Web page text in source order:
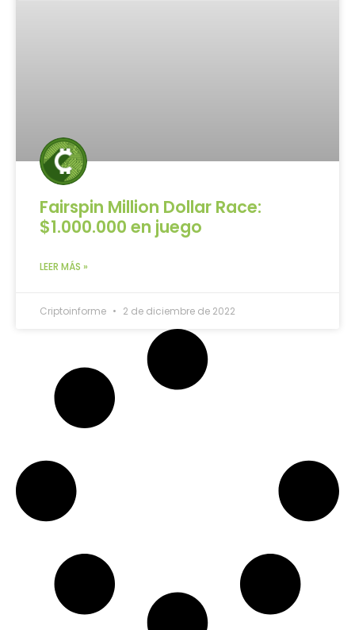
Fairspin Million Dollar Race:
$1.000.000 en juego
LEER MÁS »
Criptoinforme 2 de diciembre de 2022